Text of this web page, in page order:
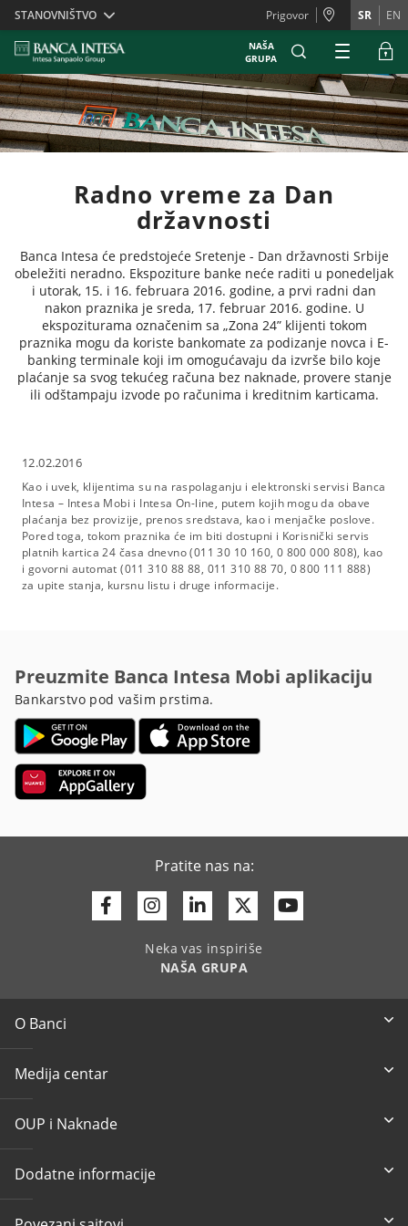
Skiplinks
STANOVNIŠTVO Prigovor SR EN
NAŠA
GRUPA
Radno vreme za Dan
državnosti
Banca Intesa će predstojeće Sretenje - Dan državnosti Srbije
obeležiti neradno. Ekspoziture banke neće raditi u ponedeljak
i utorak, 15. i 16. februara 2016. godine, a prvi radni dan
nakon praznika je sreda, 17. februar 2016. godine. U
ekspoziturama označenim sa „Zona 24” klijenti tokom
praznika mogu da koriste bankomate za podizanje novca i E-
banking terminale koji im omogućavaju da izvrše bilo koje
plaćanje sa svog tekućeg računa bez naknade, provere stanje
ili odštampaju izvode po računima i kreditnim karticama.
12.02.2016
Kao i uvek, klijentima su na raspolaganju i elektronski servisi Banca
Intesa – Intesa Mobi i Intesa On-line, putem kojih mogu da obave
plaćanja bez provizije, prenos sredstava, kao i menjačke poslove.
Pored toga, tokom praznika će im biti dostupni i Korisnički servis
platnih kartica 24 časa dnevno (011 30 10 160, 0 800 000 808), kao
i govorni automat (011 310 88 88, 011 310 88 70, 0 800 111 888)
za upite stanja, kursnu listu i druge informacije.
Preuzmite Banca Intesa Mobi aplikaciju
Bankarstvo pod vašim prstima.
Pratite nas na:
FacebookInstagram
LinkedinTwitter
Neka vas inspiriše
NAŠA GRUPA
O Banci
Medija centar
OUP i Naknade
Dodatne informacije